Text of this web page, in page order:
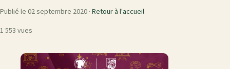
Publié le 02 septembre 2020 · Retour à l'accueil
1 553 vues